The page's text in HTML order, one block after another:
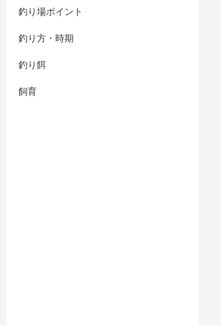
釣り場ポイント
釣り方・時期
釣り餌
飼育